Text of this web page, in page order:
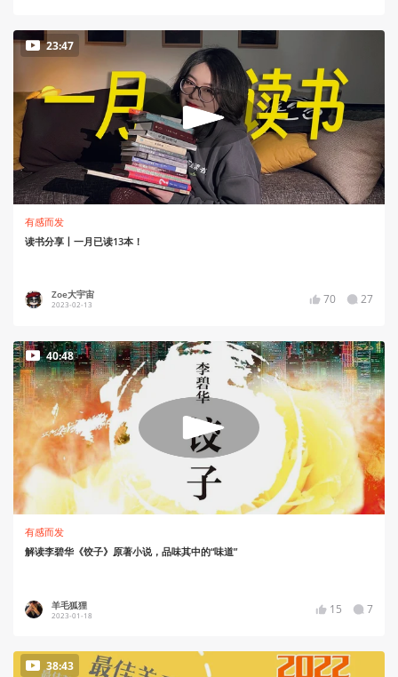
23:47
有感而发
读书分享丨一月已读13本！
Zoe大宇宙
2023-02-13 70 27
40:48
有感而发
解读李碧华《饺子》原著小说，品味其中的“味道”
羊毛狐狸
2023-01-18 15 7
38:43